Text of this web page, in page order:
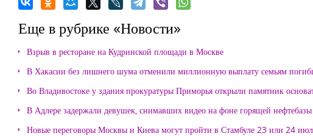
Еще в рубрике «Новости»
Взрыв в ресторане на Кудринской площади в Москве
В Хакасии без лишнего шума отменили миллионную выплату семьям
Во Владивостоке у здания прокуратуры Приморья открыли памятник
В Адлере задержали девушек, снимавших видео на фоне горящей нефтебазы
Новые переговоры Москвы и Киева могут пройти в Стамбуле 23 или 24